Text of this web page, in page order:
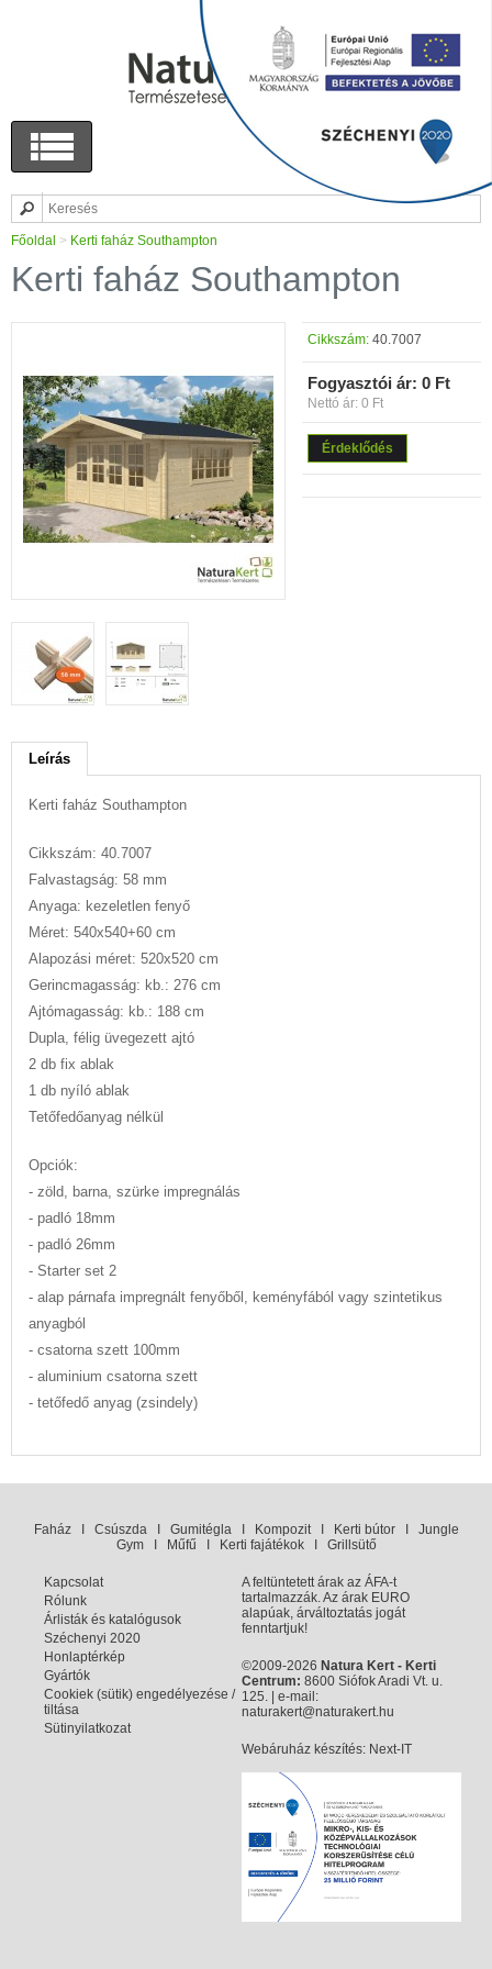
Főoldal > Kerti faház Southampton
Kerti faház Southampton
Cikkszám: 40.7007
Fogyasztói ár: 0 Ft
Nettó ár: 0 Ft
Érdeklődés
Leírás
Kerti faház Southampton
Cikkszám: 40.7007
Falvastagság: 58 mm
Anyaga: kezeletlen fenyő
Méret: 540x540+60 cm
Alapozási méret: 520x520 cm
Gerincmagasság: kb.: 276 cm
Ajtómagasság: kb.: 188 cm
Dupla, félig üvegezett ajtó
2 db fix ablak
1 db nyíló ablak
Tetőfedőanyag nélkül
Opciók:
- zöld, barna, szürke impregnálás
- padló 18mm
- padló 26mm
- Starter set 2
- alap párnafa impregnált fenyőből, keményfából vagy szintetikus
anyagból
- csatorna szett 100mm
- aluminium csatorna szett
- tetőfedő anyag (zsindely)
FaházI CsúszdaI GumitéglaI KompozitI Kerti bútorI Jungle
GymI Műfű Kerti fajátékokI Grillsütő
Kapcsolat
Rólunk
Árlisták és katalógusok
Széchenyi 2020
Honlaptérkép
Gyártók
Cookiek (sütik) engedélyezése /
tiltása
Sütinyilatkozat
A feltüntetett árak az ÁFA-t
tartalmazzák. Az árak EURO
alapúak, árváltoztatás jogát
fenntartjuk!
©2009-2026 Natura Kert - Kerti
Centrum: 8600 Siófok Aradi Vt. u.
125. | e-mail:
naturakert@naturakert.hu
Webáruház készítés: Next-IT